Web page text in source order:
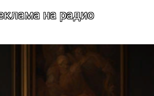
на радио